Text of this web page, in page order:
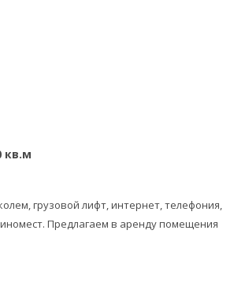
кв.м
грузовой лифт, интернет, телефония,
Предлагаем в аренду помещения